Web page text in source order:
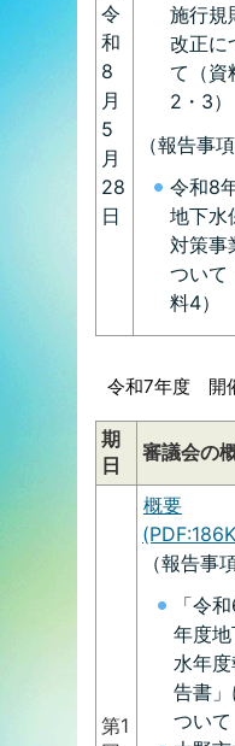
令
和
8
月
5
月
28
日
施行規
改正に
て（資
2・3）
（報告事項
令和8
地下水
対策事
ついて
料4）
令和7年度 開
期
日
審議会の
第1
概要
（報告事項
「令
年度
水年度
告書」
ついて